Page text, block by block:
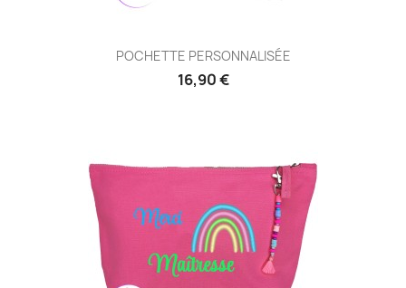
POCHETTE PERSONNALISÉE
16,90 €